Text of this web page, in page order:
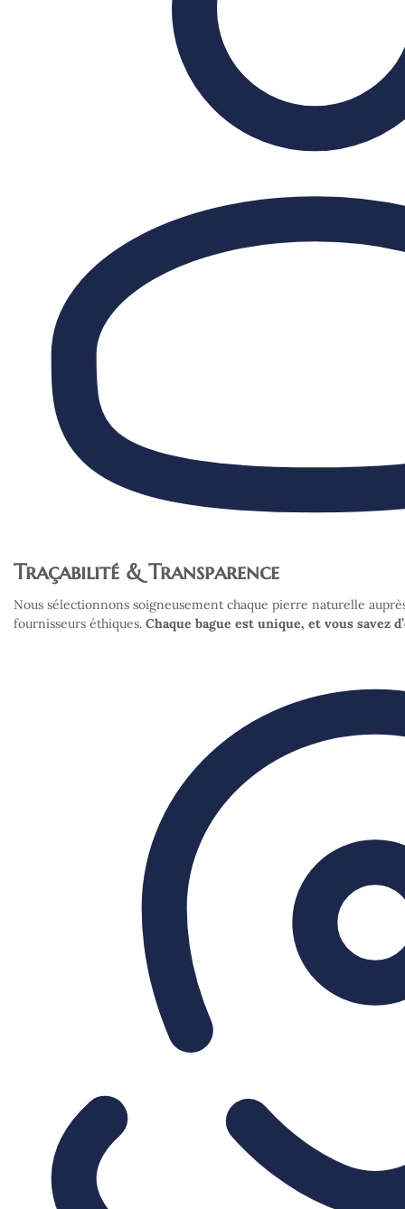
Traçabilité & Transparence
Nous sélectionnons soigneusement chaque pierre naturelle
fournisseurs éthiques. Chaque bague est unique, et vous savez